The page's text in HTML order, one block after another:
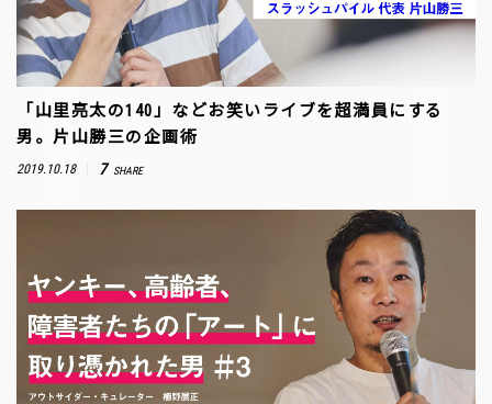
「山里亮太の140」などお笑いライブを超満員にする
男。片山勝三の企画術
2019.10.18 7 SHARE